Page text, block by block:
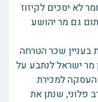
לא יסכים לקיזוז
גם מר יהושע
בעניין שכר הטרחה
מר ישראל לנתבע על
העסקה למכירת
פלוני, שנתן את